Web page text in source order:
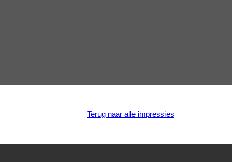
Terug naar alle impressies